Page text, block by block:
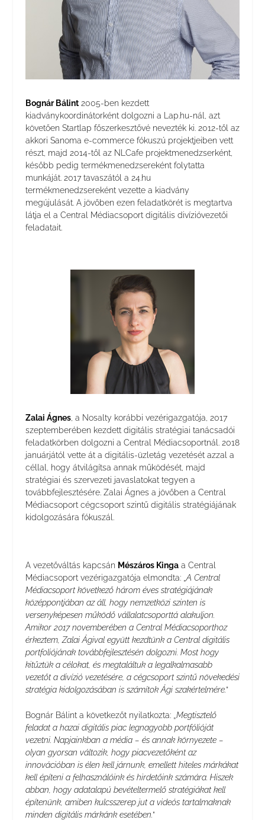
Bognár Bálint2005-ben kezdett
kiadványkoordinátorként dolgozni a Lap.hu-nál, azt
követően Startlap főszerkesztővé nevezték ki. 2012-től az
akkori Sanoma e-commerce fókuszú projektjeiben vett
részt, majd 2014-től az NLCafe projektmenedzserként,
később pedig termékmenedzsereként folytatta
munkáját. 2017 tavaszától a 24.hu
termékmenedzsereként vezette a kiadvány
megújulását. A jövőben ezen feladatkörét is megtartva
látja el a Central Médiacsoport digitális divízióvezetői
feladatait.
Zalai Ágnes, a Nosalty korábbi vezérigazgatója, 2017
szeptemberében kezdett digitális stratégiai tanácsadói
feladatkörben dolgozni a Central Médiacsoportnál. 2018
januárjától vette át a digitális-üzletág vezetését azzal a
céllal, hogy átvilágítsa annak működését, majd
stratégiai és szervezeti javaslatokat tegyen a
továbbfejlesztésére. Zalai Ágnes a jövőben a Central
Médiacsoport cégcsoport szintű digitális stratégiájának
kidolgozására fókuszál.
A vezetőváltás kapcsán Mészáros Kingaa Central
Médiacsoport vezérigazgatója elmondta: „A Central
Médiacsoport következő három éves stratégiájának
középpontjában az áll, hogy nemzetközi szinten is
versenyképesen működő vállalatcsoporttá alakuljon.
Amikor 2017 novemberében a Central Médiacsoporthoz
érkeztem, Zalai Ágival együtt kezdtünk a Central digitális
portfoliójának továbbfejlesztésén dolgozni. Most hogy
kitűztük a célokat, és megtaláltuk a legalkalmasabb
vezetőt a divízió vezetésére, a cégcsoport szintű növekedési
stratégia kidolgozásában is számítok Ági szakértelmére.”
Bognár Bálint a következőt nyilatkozta: „Megtisztelő
feladat a hazai digitális piac legnagyobb portfólióját
vezetni. Napjainkban a média – és annak környezete –
olyan gyorsan változik, hogy piacvezetőként az
innovációban is élen kell járnunk, emellett hiteles márkákat
kell építeni a felhasználóink és hirdetőink számára. Hiszek
abban, hogy adatalapú bevételtermelő stratégiákat kell
építenünk, amiben kulcsszerep jut a videós tartalmaknak
minden digitális márkánk esetében.”